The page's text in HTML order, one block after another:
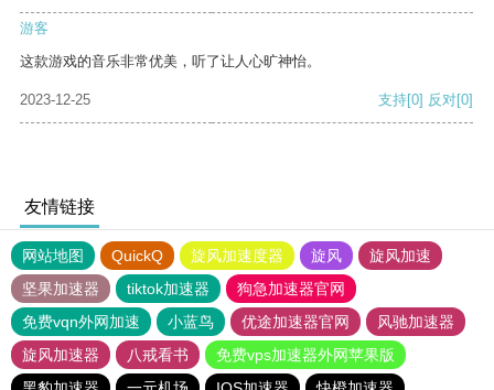
游客
这款游戏的音乐非常优美，听了让人心旷神怡。
2023-12-25 支持[0] 反对[0]
友情链接
网站地图 QuickQ 旋风加速度器 旋风
旋风加速
坚果加速器
tiktok加速器
狗急加速器官网
免费vqn外网加速
小蓝鸟 优途加速器官网
风驰加速器
旋风加速器
八戒看书
免费vps加速器外网苹果版